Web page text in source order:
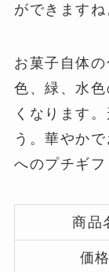
ができますね
お菓子自体
色、緑、水
くなります
う。華やか
へのプチギフ
商品
価格